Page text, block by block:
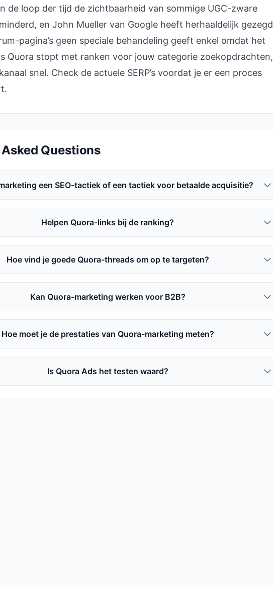
de loop der tijd de zichtbaarheid van sommige UGC-zware
en John Mueller van Google heeft herhaaldelijk gezegd
pagina’s geen speciale behandeling geeft enkel omdat het
Quora stopt met ranken voor jouw categorie zoekopdrachten,
snel. Check de actuele SERP’s voordat je er een proces
Questions
een SEO-tactiek of een tactiek voor betaalde acquisitie?
Helpen Quora-links bij de ranking?
Hoe vind je goede Quora-threads om op te targeten?
Kan Quora-marketing werken voor B2B?
Hoe moet je de prestaties van Quora-marketing meten?
Is Quora Ads het testen waard?